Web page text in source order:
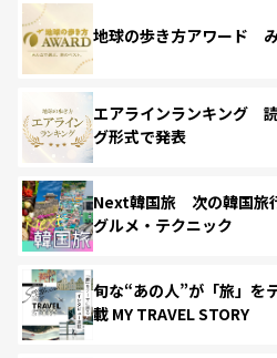
地球の歩き方アワード み
エアラインランキング
グ形式で発表
Next韓国旅 次の韓国旅
グルメ・テクニック
旬な“あの人”が「旅」を
載 MY TRAVEL STORY